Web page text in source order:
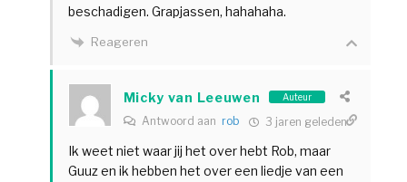
beschadigen. Grapjassen, hahahaha.
Reageren
Micky van Leeuwen Auteur
Antwoord aan rob 3 jaren geleden
Ik weet niet waar jij het over hebt Rob, maar
Guuz en ik hebben het over een liedje van een